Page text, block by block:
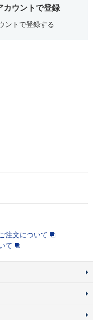
カウントで登録
ントで登録する
注文について
て